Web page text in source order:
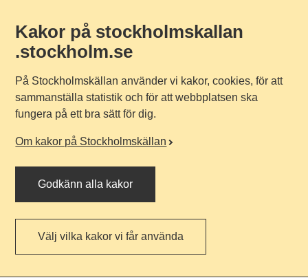
Kakor på stockholmskallan
.stockholm.se
På Stockholmskällan använder vi kakor, cookies, för att
sammanställa statistik och för att webbplatsen ska
fungera på ett bra sätt för dig.
Om kakor på Stockholmskällan
Godkänn alla kakor
Välj vilka kakor vi får använda